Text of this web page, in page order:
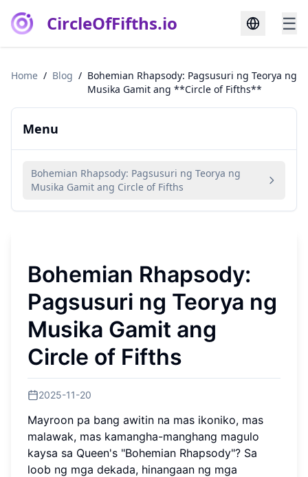
CircleOfFifths.io ☰
Home / Blog / Bohemian Rhapsody: Pagsusuri ng Teorya ng
Musika Gamit ang **Circle of Fifths**
Menu
Bohemian Rhapsody: Pagsusuri ng Teorya ng
Musika Gamit ang Circle of Fifths
Bohemian Rhapsody:
Pagsusuri ng Teorya ng
Musika Gamit ang
Circle of Fifths
2025-11-20
Mayroon pa bang awitin na mas ikoniko, mas
malawak, mas kamangha-manghang magulo
kaysa sa Queen's "Bohemian Rhapsody"? Sa
loob ng mga dekada, hinangaan ng mga